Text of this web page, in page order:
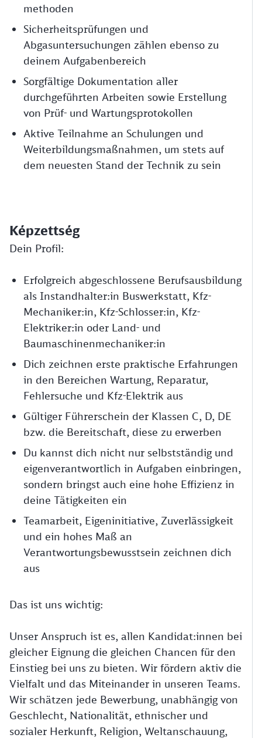
methoden
Sicherheitsprüfungen und
Abgasuntersuchungen zählen ebenso zu
deinem Aufgabenbereich
Sorgfältige Dokumentation aller
durchgeführten Arbeiten sowie Erstellung
von Prüf- und Wartungsprotokollen
Aktive Teilnahme an Schulungen und
Weiterbildungsmaßnahmen, um stets auf
dem neuesten Stand der Technik zu sein
Képzettség
Dein Profil:
Erfolgreich abgeschlossene Berufsausbildung
als Instandhalter:in Buswerkstatt, Kfz-
Mechaniker:in, Kfz-Schlosser:in, Kfz-
Elektriker:in oder Land- und
Baumaschinenmechaniker:in
Dich zeichnen erste praktische Erfahrungen
in den Bereichen Wartung, Reparatur,
Fehlersuche und Kfz-Elektrik aus
Gültiger Führerschein der Klassen C, D, DE
bzw. die Bereitschaft, diese zu erwerben
Du kannst dich nicht nur selbstständig und
eigenverantwortlich in Aufgaben einbringen,
sondern bringst auch eine hohe Effizienz in
deine Tätigkeiten ein
Teamarbeit, Eigeninitiative, Zuverlässigkeit
und ein hohes Maß an
Verantwortungsbewusstsein zeichnen dich
aus
Das ist uns wichtig:
Unser Anspruch ist es, allen Kandidat:innen bei
gleicher Eignung die gleichen Chancen für den
Einstieg bei uns zu bieten. Wir fördern aktiv die
Vielfalt und das Miteinander in unseren Teams.
Wir schätzen jede Bewerbung, unabhängig von
Geschlecht, Nationalität, ethnischer und
sozialer Herkunft, Religion, Weltanschauung,